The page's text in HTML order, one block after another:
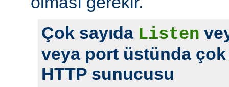
Çok sayıda Listen
veya port üstünda çok
HTTP sunucusu